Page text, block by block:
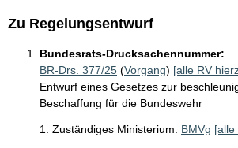
Zu Regelungsentwurf
Bundesrats-Drucksachennummer:
BR-Drs. 377/25 (Vorgang) [alle RV
Entwurf eines Gesetzes zur
Beschaffung für die Bundeswehr
1. Zuständiges Ministerium: BMVg [alle